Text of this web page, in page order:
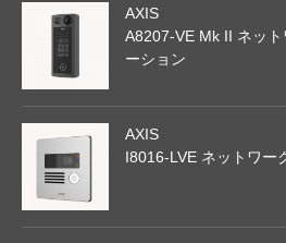
AXIS
A8207-VE Mk II ネッ
ーション
AXIS
I8016-LVE ネットワー